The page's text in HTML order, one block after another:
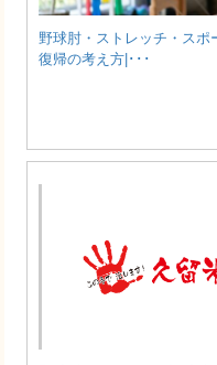
野球肘・ストレッチ・スポ
復帰の考え方|･･･